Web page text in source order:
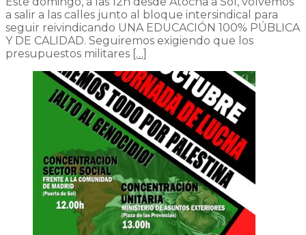
a salir a las calles junto al bloque intersindical para
seguir reivindicando UNA EDUCACIÓN 100% PÚBLICA
Y DE CALIDAD. Seguiremos exigiendo que los
presupuestos militares […]